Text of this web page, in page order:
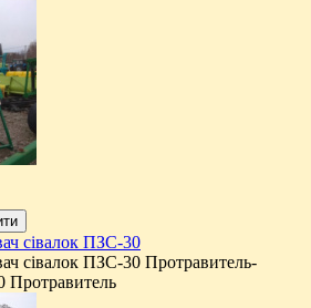
сівалок ПЗС-30
сівалок ПЗС-30 Протравитель-
Протравитель